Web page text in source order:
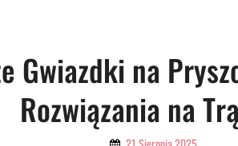
Gwiazdki na
Rozwiązania na
By